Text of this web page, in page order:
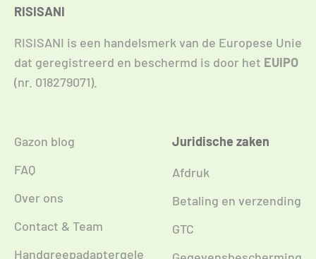
RISISANI
RISISANI is een handelsmerk van de Europese Unie
dat geregistreerd en beschermd is door het EUIPO
(nr. 018279071).
Gazon blog
FAQ
Over ons
Contact & Team
Handgreepadaptergele
Juridische zaken
Afdruk
Betaling en verzending
GTC